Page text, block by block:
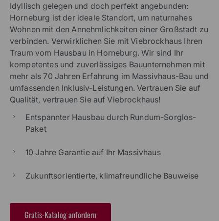
Idyllisch gelegen und doch perfekt angebunden:
Horneburg ist der ideale Standort, um naturnahes
Wohnen mit den Annehmlichkeiten einer Großstadt zu
verbinden. Verwirklichen Sie mit Viebrockhaus Ihren
Traum vom Hausbau in Horneburg. Wir sind Ihr
kompetentes und zuverlässiges Bauunternehmen mit
mehr als 70 Jahren Erfahrung im Massivhaus-Bau und
umfassenden Inklusiv-Leistungen. Vertrauen Sie auf
Qualität, vertrauen Sie auf Viebrockhaus!
Entspannter Hausbau durch Rundum-Sorglos-
Paket
10 Jahre Garantie auf Ihr Massivhaus
Zukunftsorientierte, klimafreundliche Bauweise
Gratis-Katalog anfordern